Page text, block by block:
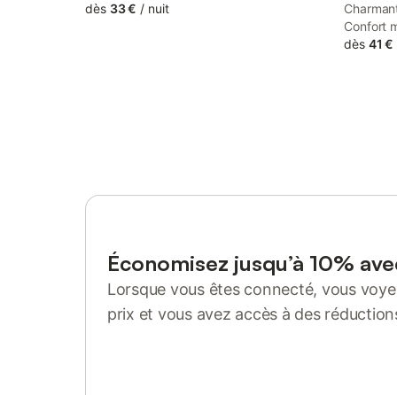
dès 33 € / nuit
Confort
le
rue
est
dispose
ce qui la
cuisine
dès 41 €
Économisez jusqu’à 10%
Lorsque vous êtes connecté, vous
prix et vous avez accès à des